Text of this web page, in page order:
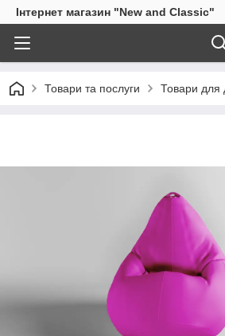
Інтернет магазин "New and Classic"
Товари та послуги Товари для